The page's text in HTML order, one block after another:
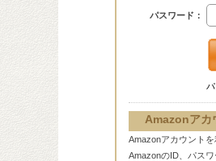
パスワード：
Amazonアカ
Amazonアカウントを
AmazonのID、パス